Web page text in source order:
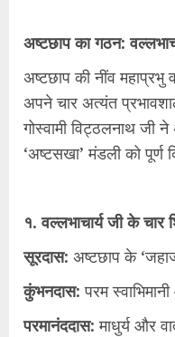
अष्टछाप का गठन:
अष्टछाप की नींव महाप्रभु
अपने चार अत्यंत
गोस्वामी विट्ठलनाथ जी
‘अष्टसखा’ मंडली को पूर्ण
१. वल्लभाचार्य जी के
सूरदास: अष्टछाप के
कुंभनदास: परम
परमानंददास: माधुर्य और